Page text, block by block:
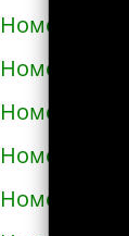
Номера
Номера
Номера
Номера
Номера